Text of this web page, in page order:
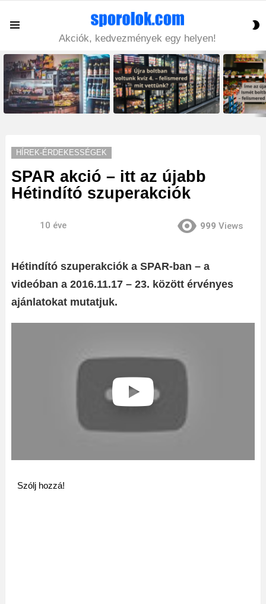
Akciók, kedvezmények egy helyen!
LATEST
STORIES
HÍREK-ÉRDEKESSÉGEK
SPAR akció – itt az újabb
Hétindító szuperakciók
10 éve 999 Views
Hétindító szuperakciók a SPAR-ban – a
videóban a 2016.11.17 – 23. között érvényes
ajánlatokat mutatjuk.
Szólj hozzá!